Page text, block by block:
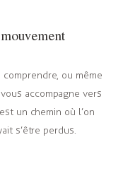
ou même
accompagne vers
un chemin où l’on
s’être perdus.